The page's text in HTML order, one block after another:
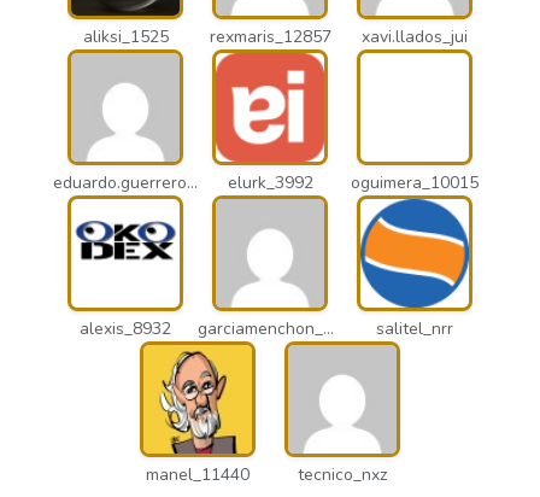
aliksi_1525 rexmaris_12857 xavi.llados_jui
eduardo.guerrero_pto elurk_3992 oguimera_10015
alexis_8932 garciamenchon_puz salitel_nrr
manel_11440 tecnico_nxz